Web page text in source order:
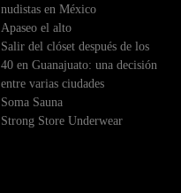
nudistas en México
Apaseo el alto
Salir del clóset después de los
40 en Guanajuato: una decisión
entre varias ciudades
Soma Sauna
Strong Store Underwear